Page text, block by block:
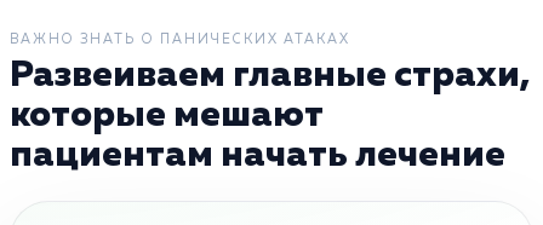
ВАЖНО ЗНАТЬ О ПАНИЧЕСКИХ АТАКАХ
Развеиваем главные страхи,
которые мешают
пациентам начать лечение